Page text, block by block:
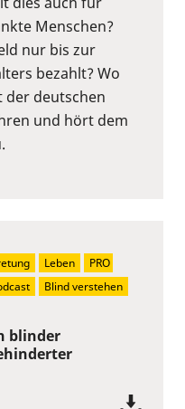
Menschen?
nur bis zur
bezahlt? Wo
der deutschen
und hört dem
blinder
Leben
PRO
Blind verstehen